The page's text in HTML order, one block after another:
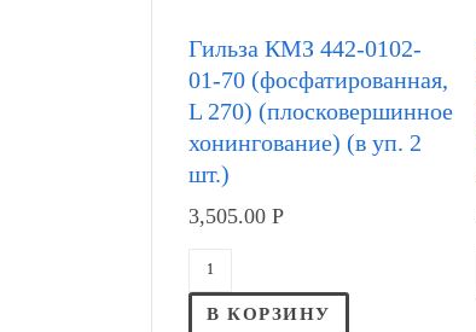
Гильза КМЗ 442-0102-
01-70 (фосфатированная,
L 270) (плосковершинное
хонингование) (в уп. 2
шт.)
3,505.00Р
В КОРЗИНУ